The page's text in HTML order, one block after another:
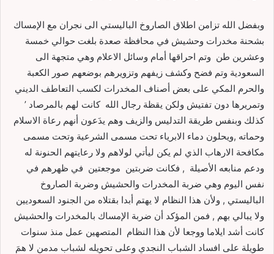
وبفضل الله تزامن اطلاق الصاروخ الباليستي الى نجران مع الإمساك
بشحنة مخدرات وحشيش في محافظة صعدة بلغت حوالي خمسة
وعشرين طن وتم احراقها أمام وسائل الاعلام وهي متجهة الى
السعودية وتم فضح وكشف زيفهم وتزويرهم بوضعهم صور الكعبة
والحرم المكي على بعض أصناف المخدرات لكسب التعاطف الديني
وتمريرها دون تفتيش ولكن يقظة رجال الله كانت لهم بالمرصاد ’
كذلك وبنفس طريقة التدليس والزيف وهم يدَعون أنهم رعاة الاسلام
وحماته ,ويحلون دماء الابرياء تحت مسمى الشرعية وتحت مسمى
مكافحة الارهاب الذي لم يكن ليأتي لولاهم ولا رعايتهم الحنونة له
ودعم منابعه الأصيلة , فكانت ضربتين موجعتين في ظهرهم في
نفس اليوم وهي ضربة المخدرات والحشيش وضربة الصاروخ
الباليستي , ولأن هذا النظام لا يهتم أبدا بقتلاه من الجنود السعوديين
ولا يبالي بهم , فمن المؤكد أن ضربة الإمساك بالمخدرات والحشيش
كانت أشد ايلاما ووجعا لأن هذا النظام المتصهين عمل منذ سنوات
طويلة على افساد الشباب النجدي وعلى تحويله لشباب مدمن لا همَ